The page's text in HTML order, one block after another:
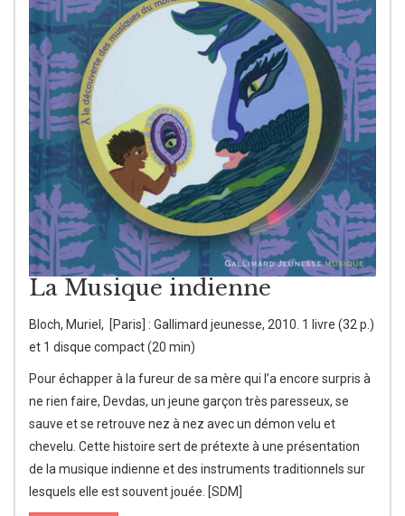
La Musique indienne
Bloch, Muriel, [Paris] : Gallimard jeunesse, 2010. 1 livre (32 p.)
et 1 disque compact (20 min)
Pour échapper à la fureur de sa mère qui l’a encore surpris à
ne rien faire, Devdas, un jeune garçon très paresseux, se
sauve et se retrouve nez à nez avec un démon velu et
chevelu. Cette histoire sert de prétexte à une présentation
de la musique indienne et des instruments traditionnels sur
lesquels elle est souvent jouée. [SDM]